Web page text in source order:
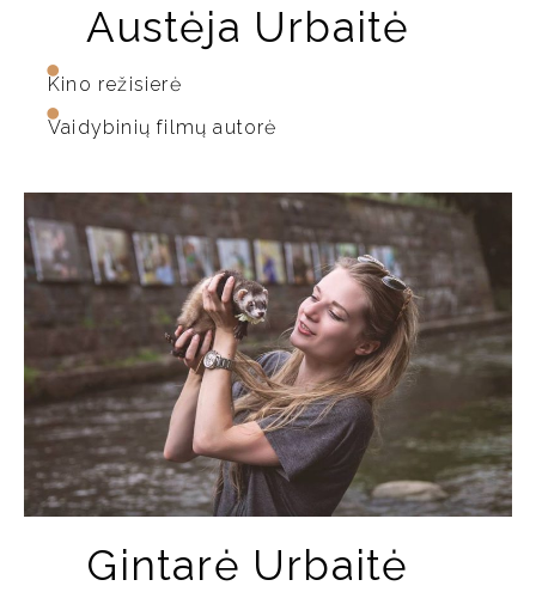
Austėja Urbaitė
Kino režisierė
Vaidybinių filmų autorė
Gintarė Urbaitė